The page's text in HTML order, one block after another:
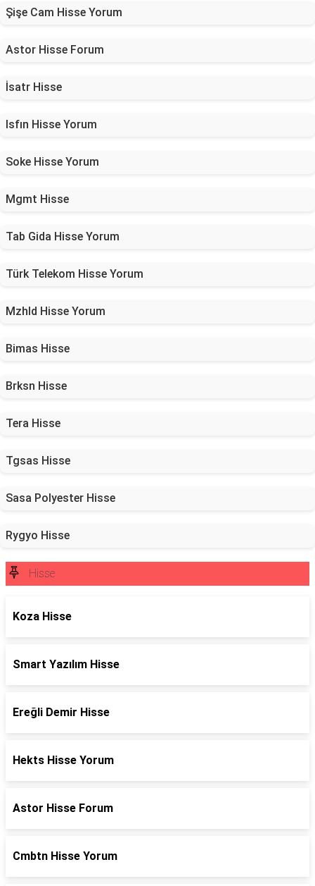
Şişe Cam Hisse Yorum
Astor Hisse Forum
İsatr Hisse
Isfın Hisse Yorum
Soke Hisse Yorum
Mgmt Hisse
Tab Gida Hisse Yorum
Türk Telekom Hisse Yorum
Mzhld Hisse Yorum
Bimas Hisse
Brksn Hisse
Tera Hisse
Tgsas Hisse
Sasa Polyester Hisse
Rygyo Hisse
Hisse
Koza Hisse
Smart Yazılım Hisse
Ereğli Demir Hisse
Hekts Hisse Yorum
Astor Hisse Forum
Cmbtn Hisse Yorum